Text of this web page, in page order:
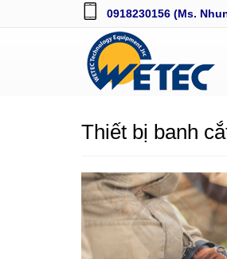
0918230156 (Ms.
Thiết bị banh